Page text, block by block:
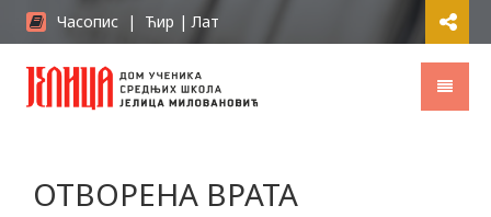
Часопис | Ћир |Лат
ОТВОРЕНА ВРАТА